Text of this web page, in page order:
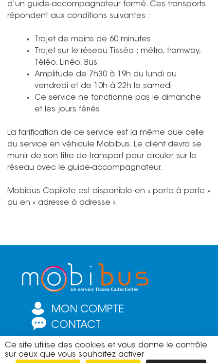
d’un guide-accompagnateur formé. Ces transports
répondent aux conditions suivantes :
Trajet de moins de 60 minutes
Trajet sur le réseau Tisséo : métro, tramway,
Téléo, Linéo, Bus
Amplitude de 7h30 à 19h du lundi au
vendredi et de 10h à 22h le samedi
Ce service ne fonctionne pas le dimanche
et les jours fériés
La tarification de ce service est la même que celle
du service en véhicule Mobibus. Le client devra se
munir de son titre de transport pour circuler sur le
réseau avec le guide-accompagnateur.
Mobibus Copilote est disponible en « porte à porte »
ou en « adresse à adresse ».
MON COMPTE
CONTACT
Règlement du service|Mentions légales |Conditions
Générales d’Utilisation| Conditions Particulières de gestion
Ce site utilise des cookies et vous donne le contrôle
sur ceux que vous souhaitez activer